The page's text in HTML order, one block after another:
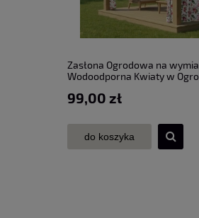
Zasłona Ogrodowa na
Wodoodporna Kwiaty w
99,00 zł
do koszyka